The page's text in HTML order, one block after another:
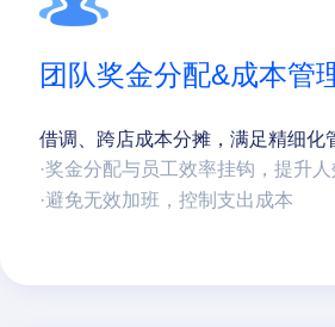
团队奖金分配&成本管
借调、跨店成本分摊，满足精细化
·奖金分配与员工效率挂钩，提升人
·避免无效加班，控制支出成本